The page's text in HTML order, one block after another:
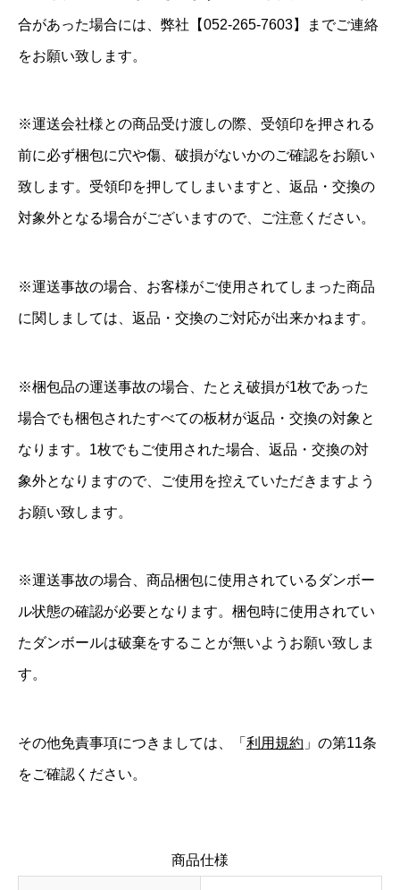
合があった場合には、弊社【052-265-7603】までご連絡
をお願い致します。
※運送会社様との商品受け渡しの際、受領印を押される
前に必ず梱包に穴や傷、破損がないかのご確認をお願い
致します。受領印を押してしまいますと、返品・交換の
対象外となる場合がございますので、ご注意ください。
※運送事故の場合、お客様がご使用されてしまった商品
に関しましては、返品・交換のご対応が出来かねます。
※梱包品の運送事故の場合、たとえ破損が1枚であった
場合でも梱包されたすべての板材が返品・交換の対象と
なります。1枚でもご使用された場合、返品・交換の対
象外となりますので、ご使用を控えていただきますよう
お願い致します。
※運送事故の場合、商品梱包に使用されているダンボー
ル状態の確認が必要となります。梱包時に使用されてい
たダンボールは破棄をすることが無いようお願い致しま
す。
その他免責事項につきましては、「 利用規約 」の第11条
をご確認ください。
商品仕様